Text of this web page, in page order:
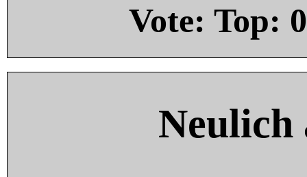
Vote: Top: 0
Neulich